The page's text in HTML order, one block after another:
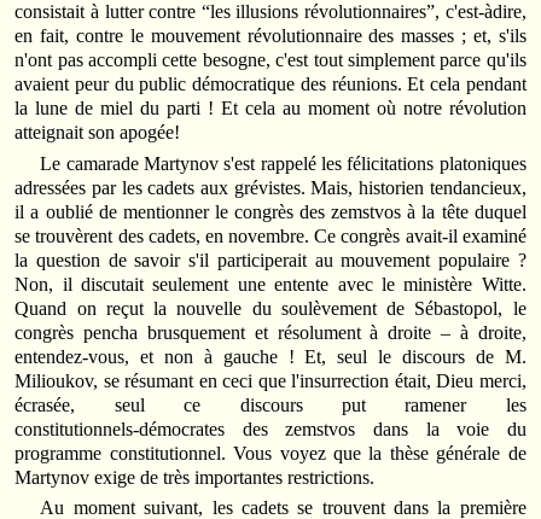
consistait à lutter contre “les illusions révolutionnaires”, c'est‑àdire,
en fait, contre le mouvement révolutionnaire des masses ; et, s'ils
n'ont pas accompli cette besogne, c'est tout simplement parce qu'ils
avaient peur du public démocratique des réunions. Et cela pendant
la lune de miel du parti ! Et cela au moment où notre révolution
atteignait son apogée!
Le camarade Martynov s'est rappelé les félicitations platoniques
adressées par les cadets aux grévistes. Mais, historien tendancieux,
il a oublié de mentionner le congrès des zemstvos à la tête duquel
se trouvèrent des cadets, en novembre. Ce congrès avait‑il examiné
la question de savoir s'il participerait au mouvement populaire ?
Non, il discutait seulement une entente avec le ministère Witte.
Quand on reçut la nouvelle du soulèvement de Sébastopol, le
congrès pencha brusquement et résolument à droite – à droite,
entendez‑vous, et non à gauche ! Et, seul le discours de M.
Milioukov, se résumant en ceci que l'insurrection était, Dieu merci,
écrasée, seul ce discours put ramener les
constitutionnels‑démocrates des zemstvos dans la voie du
programme constitutionnel. Vous voyez que la thèse générale de
Martynov exige de très importantes restrictions.
Au moment suivant, les cadets se trouvent dans la première